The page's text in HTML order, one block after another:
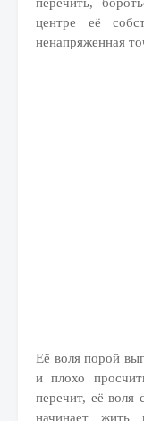
центре её
ненапряженная
Её воля порой
и плохо
перечит, её
начинает жить